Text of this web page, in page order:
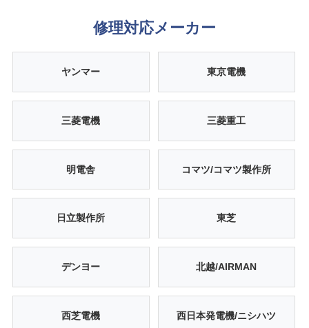
修理対応メーカー
ヤンマー 東京電機
三菱電機 三菱重工
明電舎 コマツ/コマツ製作所
日立製作所 東芝
デンヨー 北越/AIRMAN
西芝電機 西日本発電機/ニシハツ